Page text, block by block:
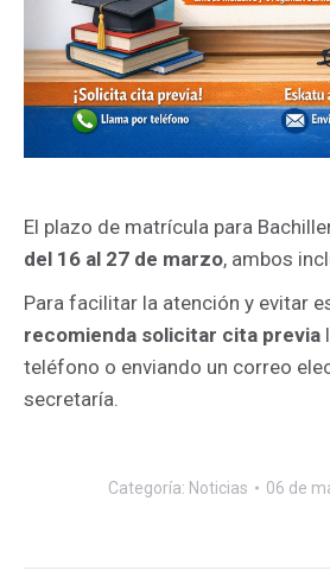
El plazo de matrícula para
del 16 al 27 de marzo, ambos
Para facilitar la atención y evitar
recomienda solicitar cita previa
teléfono o enviando un correo
secretaría.
Categoría: Noticias 06 de